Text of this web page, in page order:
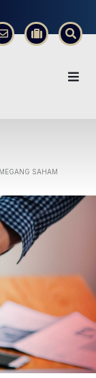
×
SAHAM